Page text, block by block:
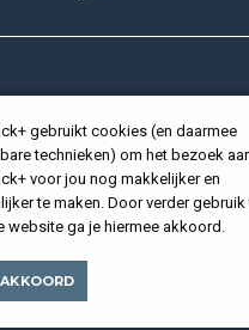
reserved 2026 | Privacy policy
has been compiled with meticulous
we cannot assume any liability for the
gebruikt cookies (en daarmee
technieken) om het bezoek
voor jou nog makkelijker en
te maken. Door verder gebruik
website ga je hiermee akkoord.